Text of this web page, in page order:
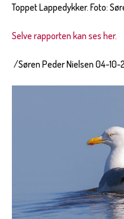
Toppet Lappedykker. Foto:
Selve rapporten kan ses her.
/Søren Peder Nielsen 04-10-